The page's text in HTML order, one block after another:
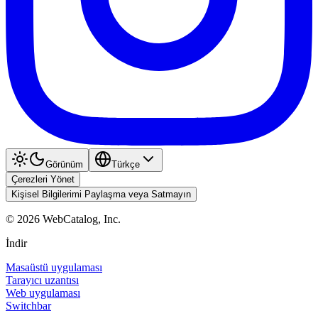
Görünüm
Türkçe
Çerezleri Yönet
Kişisel Bilgilerimi Paylaşma veya Satmayın
© 2026 WebCatalog, Inc.
İndir
Masaüstü uygulaması
Tarayıcı uzantısı
Web uygulaması
Switchbar